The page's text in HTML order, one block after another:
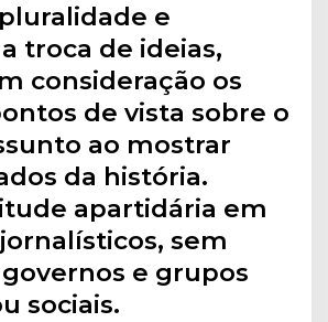
e
troca de ideias,
consideração os
de vista sobre o
ao mostrar
da história.
apartidária em
sem
e grupos
sociais.